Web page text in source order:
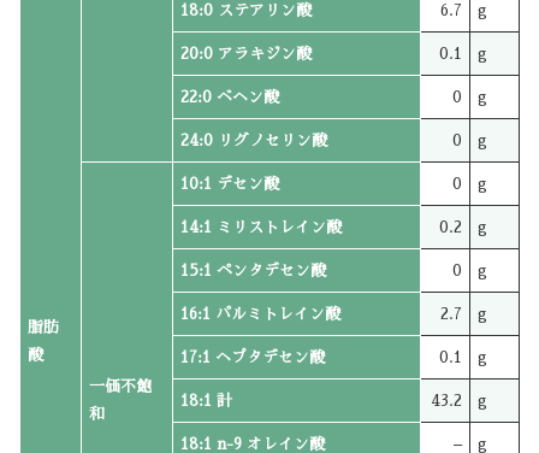
脂肪
酸
18:0 ステアリン酸 6.7 g
20:0 アラキジン酸 0.1 g
22:0 ベヘン酸 0 g
24:0 リグノセリン酸 0 g
一価不飽
和
10:1 デセン酸 0 g
14:1 ミリストレイン酸 0.2 g
15:1 ペンタデセン酸 0 g
16:1 パルミトレイン酸 2.7 g
17:1 ヘプタデセン酸 0.1 g
18:1 計 43.2 g
18:1 n-9 オレイン酸 – g